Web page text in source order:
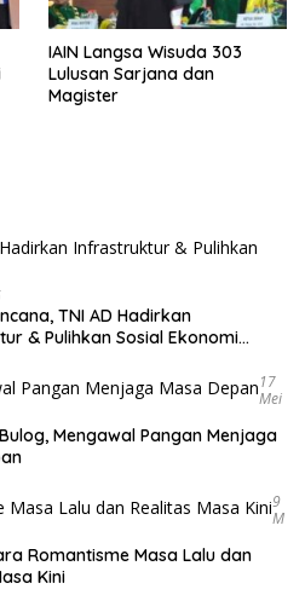
IAIN Langsa Wisuda 303
Lulusan Sarjana dan
Magister
TNI AD Hadirkan
& Pulihkan Sosial Ekonomi
17
Mei
Mengawal Pangan Menjaga
9
M
Romantisme Masa Lalu dan
Kini